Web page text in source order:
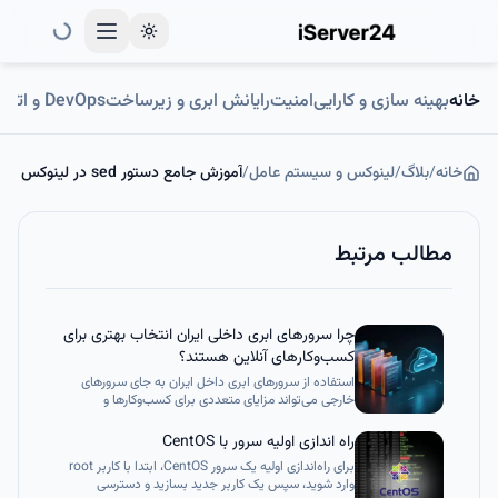
Toggle theme
خانهبهینه سازی و کاراییامنیترایانش ابری و زیرساختDevOps و اتوماسیون
خانه/بلاگ/لینوکس و سیستم عامل/آموزش جامع دستور sed در لینوکس
مطالب مرتبط
چرا سرورهای ابری داخلی ایران انتخاب بهتری برای
کسب‌وکارهای آنلاین هستند؟
استفاده از سرورهای ابری داخل ایران به جای سرورهای
خارجی می‌تواند مزایای متعددی برای کسب‌وکارها و
سئو، کاهش مشکلات ناشی از قطعی اینترنت، کاهش
هزینه‌ها، و بهبود امنیت می‌شود. در این مقاله به تفصیل
این مزایا و دلایل استفاده از سرورهای ابری داخلی را بررسی
می‌کنیم.
راه اندازی اولیه سرور با CentOS
برای راه‌اندازی اولیه یک سرور CentOS، ابتدا با کاربر root
وارد شوید، سپس یک کاربر جدید بسازید و دسترسی